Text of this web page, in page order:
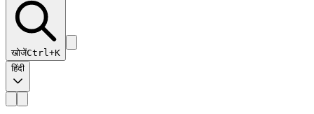
खोजेंCtrl+K
हिंदी